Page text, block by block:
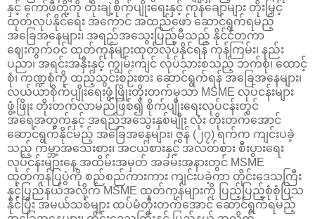
နှင့် ကော်ဖီတို့ကို တိုးချဲ့စိုက်ပျိုးရေးနှင့် ကုန်ချောများ တိုးမြှင့်
ထုတ်လုပ်နိုင်ရေး အကောင် အထည်ဖော် ဆောင်ရွက်ရမည့်
အခြေအနေများ၊ အရည်အသွေးပြည့်မီသည့် နိုင်ငံတကာ
ဈေးကွက်ဝင် ထုတ်ကုန်များထုတ်လုပ်နိုင်ရန် ကုန်ကြမ်း၊ နည်း
ပညာ၊ အရင်းအနှီးနှင့် ကျွမ်းကျင် လုပ်သားစသည့် ဘက်စုံ၊ ထောင့်
စုံ၊ ကဏ္ဍစုံကို ထည့်သွင်းစဉ်းစား ဆောင်ရွက်ရန် အခြေအနေများ၊
လယ်ယာစိုက်ပျိုးရေးဖွံ့ဖြိုးတိုးတက်မှသာ MSME လုပ်ငန်းများ
ဖွံ့ဖြိုး တိုးတက်လာမည်ဖြစ်၍ စိုက်ပျိုးရေးလုပ်ငန်းတွင်
အရေအတွက်နှင့် အရည်အသွေးနှစ်မျိုး လုံး တိုးတက်အောင်
ဆောင်ရွက်နိုင်မည့် အခြေအနေများ၊ ဇွန် (၂၇) ရက်က ကျင်းပခဲ့
သည့် ကမ္ဘာ့အသေးစား၊ အငယ်စားနှင့် အလတ်စား စီးပွားရေး
လုပ်ငန်းများနေ့ အထိမ်းအမှတ် အခမ်းအနားတွင် MSME
ထုတ်ကုန်ပြပွဲကို စည်စည်ကားကား ကျင်းပခဲ့ကာ တိုင်းဒေသကြီး
နှင့်ပြည်နယ်အလိုက် MSME ထုတ်ကုန်များကို ပြည့်ပြည့်စုံစုံပြသ
နိုင်ပြီး အမယ်သစ်များ ထပ်မံတိုးတက်အောင် ဆောင်ရွက်ရမည့်